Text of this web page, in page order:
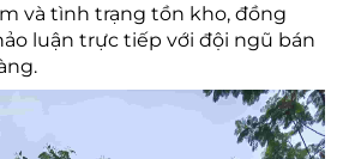
và tình trạng tồn kho, đồng
luận trực tiếp với đội ngũ bán